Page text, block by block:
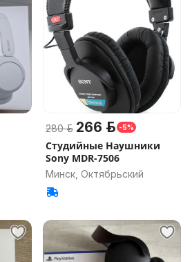
280 р. 266 р. -5%
Студийные Наушники
Sony MDR-7506
Минск, Октябрьский